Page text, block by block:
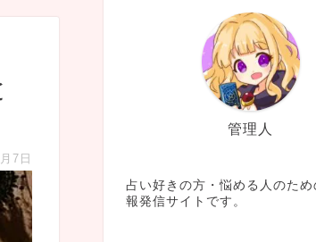
7日
管理人
占い好きの方・悩める人のため
報発信サイトです。